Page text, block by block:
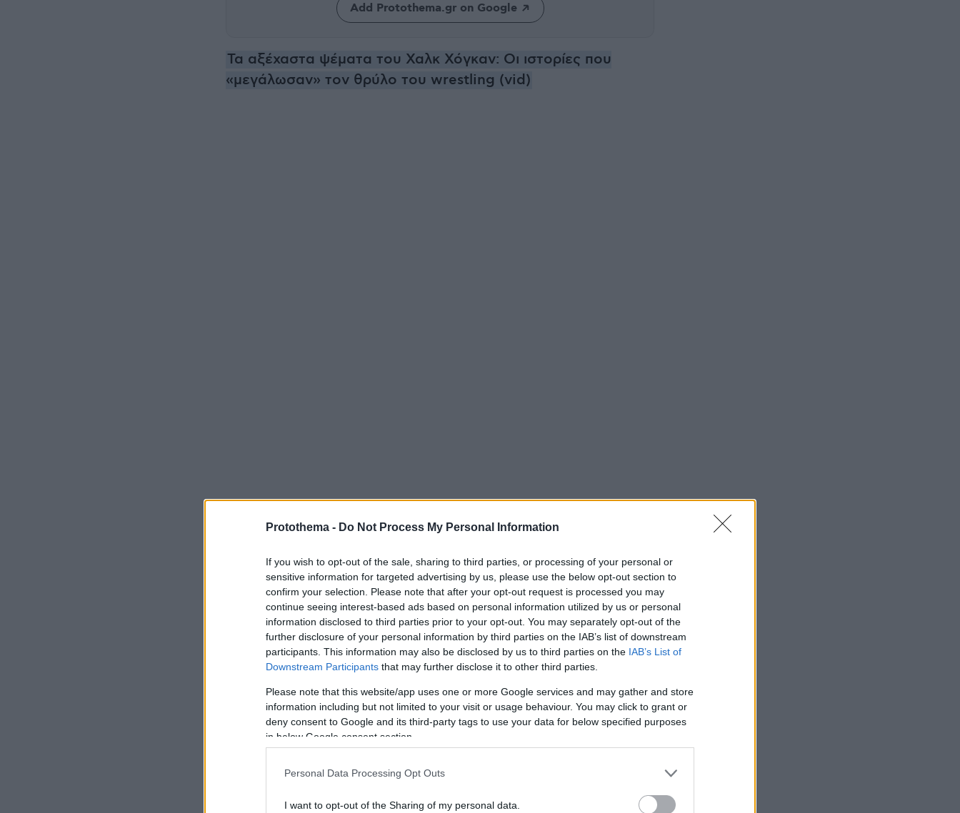
Protothema - Do Not Process My Personal Information
If you wish to opt-out of the sale, sharing to third parties, or processing of your personal or
sensitive information for targeted advertising by us, please use the below opt-out section to
confirm your selection. Please note that after your opt-out request is processed you may
continue seeing interest-based ads based on personal information utilized by us or personal
information disclosed to third parties prior to your opt-out. You may separately opt-out of the
further disclosure of your personal information by third parties on the IAB’s list of downstream
participants. This information may also be disclosed by us to third parties on the IAB’s List of
Downstream Participants that may further disclose it to other third parties.
Please note that this website/app uses one or more Google services and may gather and store
information including but not limited to your visit or usage behaviour. You may click to grant or
deny consent to Google and its third-party tags to use your data for below specified purposes
in below Google consent section.
Personal Data Processing Opt Outs
I want to opt-out of the Sharing of my personal data.
Add Protothema.gr on Google
Τα αξέχαστα ψέματα του Χαλκ Χόγκαν: Οι ιστορίες που
«μεγάλωσαν» τον θρύλο του wrestling (vid)